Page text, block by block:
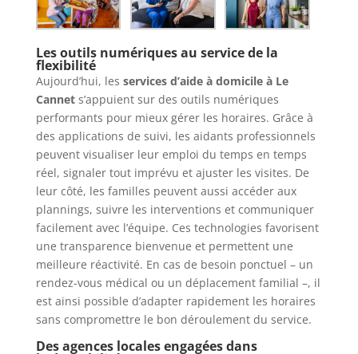
Les outils numériques au service de la
flexibilité
Aujourd’hui, les services d’aide à domicile à Le
Cannets’appuient sur des outils numériques
performants pour mieux gérer les horaires. Grâce à
des applications de suivi, les aidants professionnels
peuvent visualiser leur emploi du temps en temps
réel, signaler tout imprévu et ajuster les visites. De
leur côté, les familles peuvent aussi accéder aux
plannings, suivre les interventions et communiquer
facilement avec l’équipe. Ces technologies favorisent
une transparence bienvenue et permettent une
meilleure réactivité. En cas de besoin ponctuel – un
rendez-vous médical ou un déplacement familial –, il
est ainsi possible d’adapter rapidement les horaires
sans compromettre le bon déroulement du service.
Des agences locales engagées dans